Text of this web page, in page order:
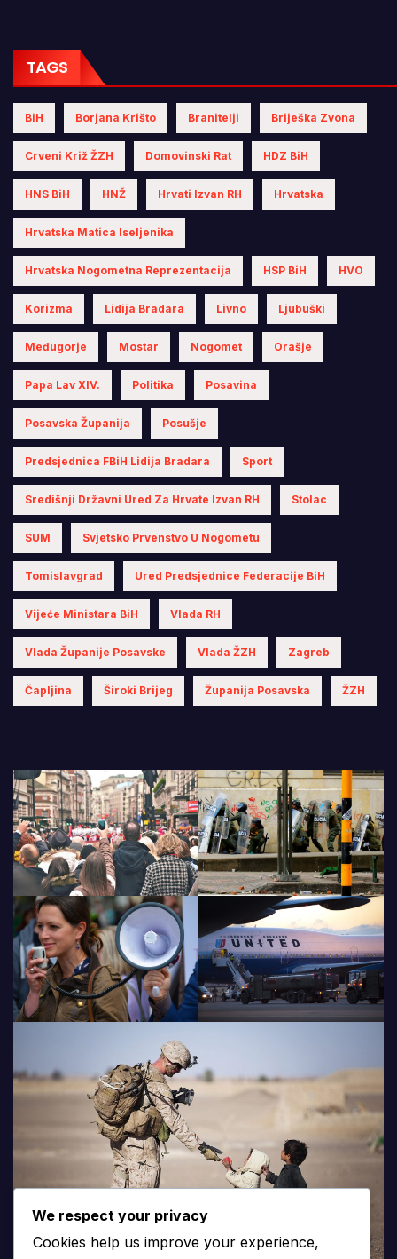
TAGS
BiH Borjana Krišto Branitelji Briješka Zvona
Crveni Križ ŽZH Domovinski Rat HDZ BiH
HNS BiH HNŽ Hrvati Izvan RH Hrvatska
Hrvatska Matica Iseljenika
Hrvatska Nogometna Reprezentacija HSP BiH HVO
Korizma Lidija Bradara Livno Ljubuški
Međugorje Mostar Nogomet Orašje
Papa Lav XIV. Politika Posavina
Posavska Županija Posušje
Predsjednica FBiH Lidija Bradara Sport
Središnji Državni Ured Za Hrvate Izvan RH Stolac
SUM Svjetsko Prvenstvo U Nogometu
Tomislavgrad Ured Predsjednice Federacije BiH
Vijeće Ministara BiH Vlada RH
Vlada Županije Posavske Vlada ŽZH Zagreb
Čapljina Široki Brijeg Županija Posavska ŽZH
We respect your privacy
Cookies help us improve your experience,